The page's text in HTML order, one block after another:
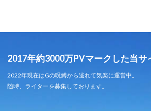
2017年約3000万PVマークした当サ
2022年現在はGの呪縛から逃れて気楽に運営中。
随時、ライターを募集しております。